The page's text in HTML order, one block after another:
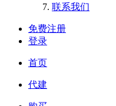
联系我们
免费注册
登录
首页
代建